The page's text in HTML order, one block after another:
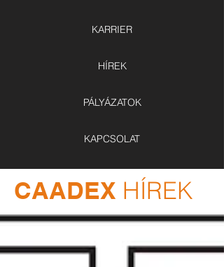
KARRIER
HÍREK
PÁLYÁZATOK
KAPCSOLAT
CAADEX HÍREK